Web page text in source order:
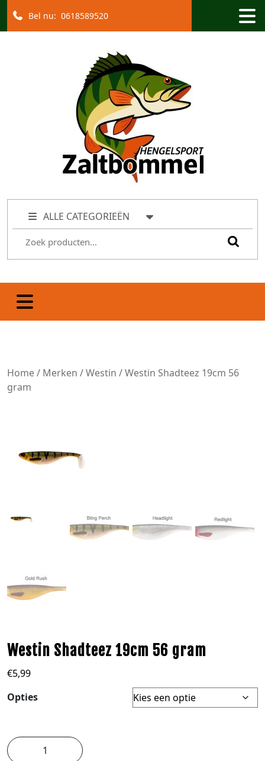
Bel nu: 0618589520
ALLE CATEGORIEËN
Home/ Merken /Westin / Westin Shadteez 19cm 56
gram
Westin Shadteez 19cm 56 gram
€5,99
Opties